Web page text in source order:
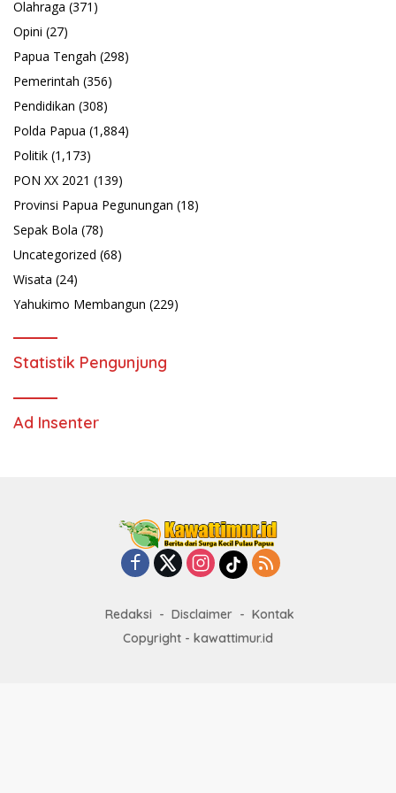
Olahraga (371)
Opini (27)
Papua Tengah (298)
Pemerintah (356)
Pendidikan (308)
Polda Papua (1,884)
Politik (1,173)
PON XX 2021 (139)
Provinsi Papua Pegunungan (18)
Sepak Bola (78)
Uncategorized (68)
Wisata (24)
Yahukimo Membangun (229)
Statistik Pengunjung
Ad Insenter
Redaksi Disclaimer
Kontak
Copyright - kawattimur.id